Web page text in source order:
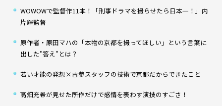
WOWOWで監督作11本！「刑事ドラマを撮らせたら日本一！」内
片輝監督
原作者・原田マハの「本物の京都を撮ってほしい」という言葉に
出した"答え"とは――？
若い才能の発想×古参スタッフの技術で京都だからできたこと
高畑充希が見せた所作だけで感情を表わす演技のすごさ！